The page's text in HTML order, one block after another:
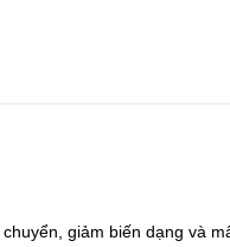
giảm biến dạng và